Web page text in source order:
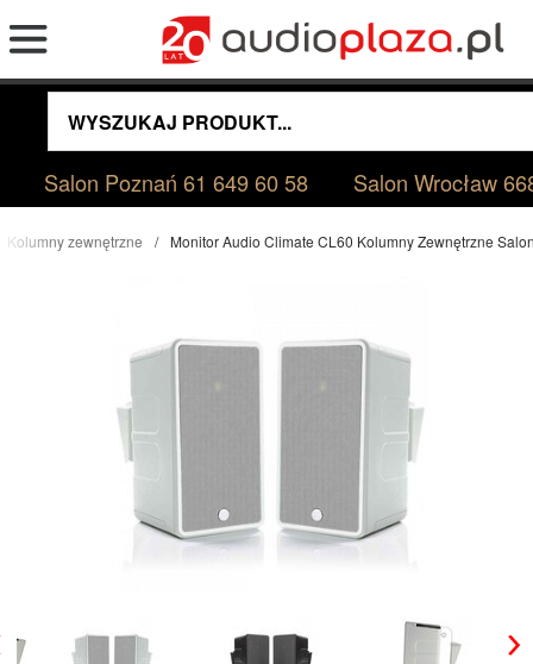
Salon Poznań61 649 60 58 Salon Wrocław
Kolumny zewnętrzne Monitor Audio Climate CL60 Kolumny Zewnętrzne